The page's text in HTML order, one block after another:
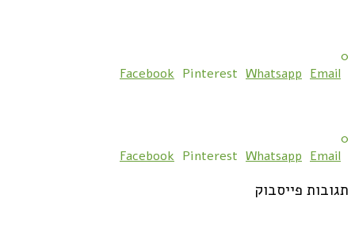
0
Facebook Pinterest Whatsapp Email
0
Facebook Pinterest Whatsapp Email
תגובות פייסבוק